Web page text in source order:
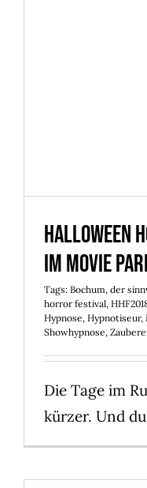
Halloween
im Movie
Tags: Bochum, der
horror festival,
Hypnose, Hypnotiseur,
Showhypnose,
Die Tage im
kürzer. Und